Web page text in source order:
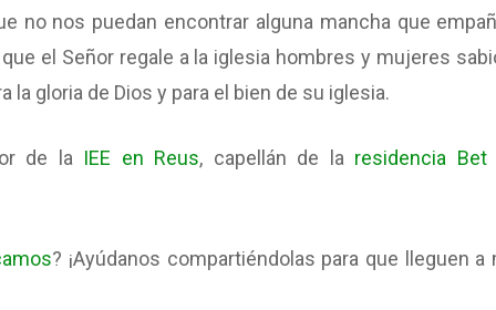
no nos puedan encontrar alguna mancha que
el Señor regale a la iglesia hombres y mujeres
gloria de Dios y para el bien de su iglesia.
de la IEE en Reus, capellán de la residencia Bet
? ¡Ayúdanos compartiéndolas para que lleguen a